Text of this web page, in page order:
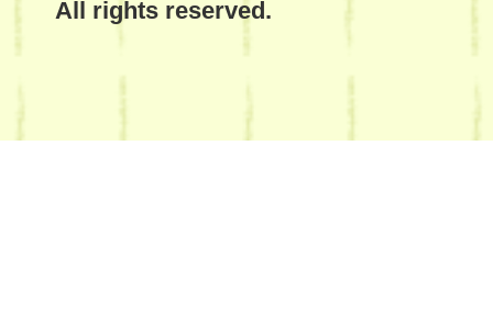
All rights reserved.